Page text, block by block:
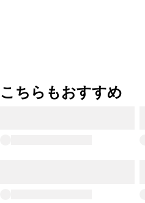
こちらもおすすめ